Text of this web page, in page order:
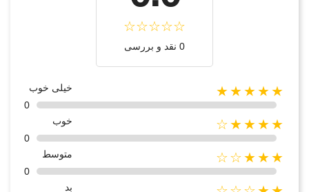
0 نقد و بررسی
★★★★★
خیلی خوب
0
★★★★☆
خوب
0
★★★☆☆
متوسط
0
بد